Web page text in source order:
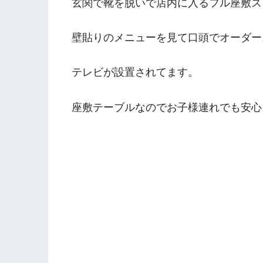
玄関で靴を脱いで店内に入るフル座敷ス
壁貼りのメニューを見て口頭でオーダー
テレビが設置されてます。
座敷テーブルなのでお子様連れでも安心